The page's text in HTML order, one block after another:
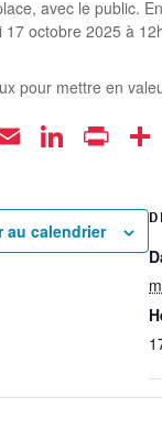
avec le public.
17 octobre 2025 à
pour mettre en
Email Print
au calendrier